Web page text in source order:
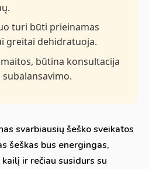
turi būti prieinamas
greitai dehidratuoja.
būtina konsultacija
svarbiausių šeško sveikatos
šeškas bus energingas,
ir rečiau susidurs su